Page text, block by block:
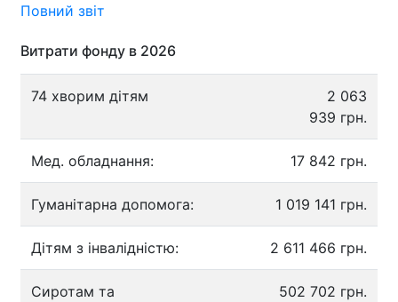
Повний звіт
Витрати фонду в 2026
74 хворим дітям
2 063
939 грн.
Мед. обладнання: 17 842 грн.
Гуманітарна допомога: 1 019 141 грн.
Дітям з інвалідністю: 2 611 466 грн.
Сиротам та
502 702 грн.